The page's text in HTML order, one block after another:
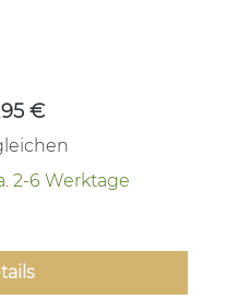
€
2-6 Werktage